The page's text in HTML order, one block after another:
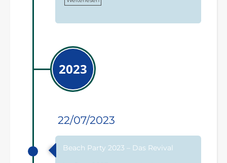
2023
22/07/2023
Beach Party 2023 – Das Revival